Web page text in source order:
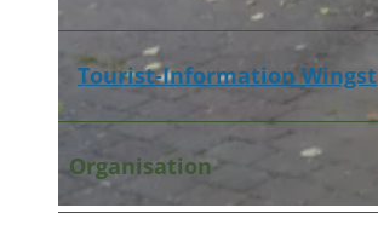
© A. Brüning |CC-BY
Tourist-Information Wingst
Organisation